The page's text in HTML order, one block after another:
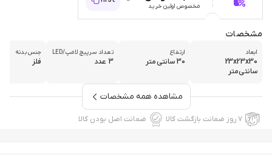
مخصوص اولین خرید
مشخصات
ابعاد
23x23x30
سانتی‌متر
ارتفاع
30 سانتی‌متر
تعداد سرپیچ لامپ/LED
3 عدد
جنس بدنه
فلز
مشاهده همه مشخصات
۷ روز ضمانت بازگشت کالا ضمانت اصل بودن کالا